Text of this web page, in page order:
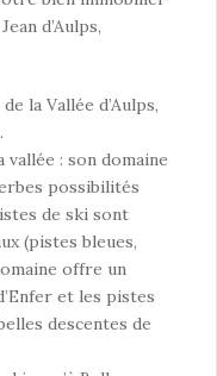
d’Aulps,
la Vallée d’Aulps,
vallée : son domaine
possibilités
de ski sont
(pistes bleues,
offre un
et les pistes
descentes de